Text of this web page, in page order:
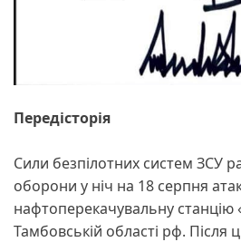
Передісторія
Сили безпілотних систем ЗСУ
оборони у ніч на 18 серпня
нафтоперекачувальну станцію
Тамбовській області рф. Після